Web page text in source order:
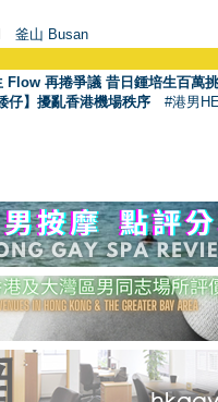
釜山 Busan
Flow 再捲爭議 昔日鍾培生百萬
仔】擾亂香港機場秩序 #港男